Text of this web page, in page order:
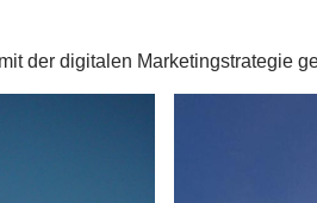
der digitalen Marketingstrategie